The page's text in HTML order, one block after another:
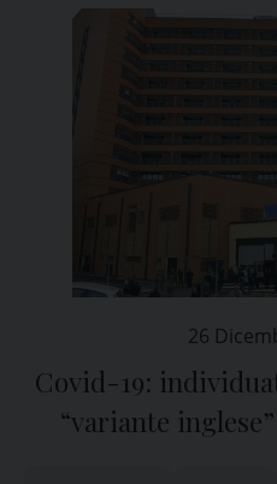
26
Covid-19:
“variante